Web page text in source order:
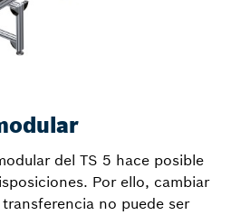
del TS 5 hace posible
Por ello, cambiar
no puede ser